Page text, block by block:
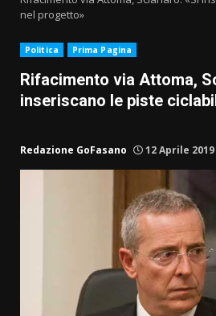
nel progetto»
Politica Prima Pagina
Rifacimento via Attoma,
inseriscano le piste
Redazione GoFasano 12 Aprile 2019